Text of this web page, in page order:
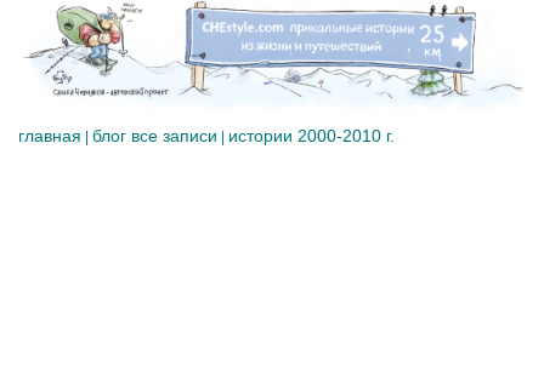
главная | блог все записи | истории 2000-2010 г.